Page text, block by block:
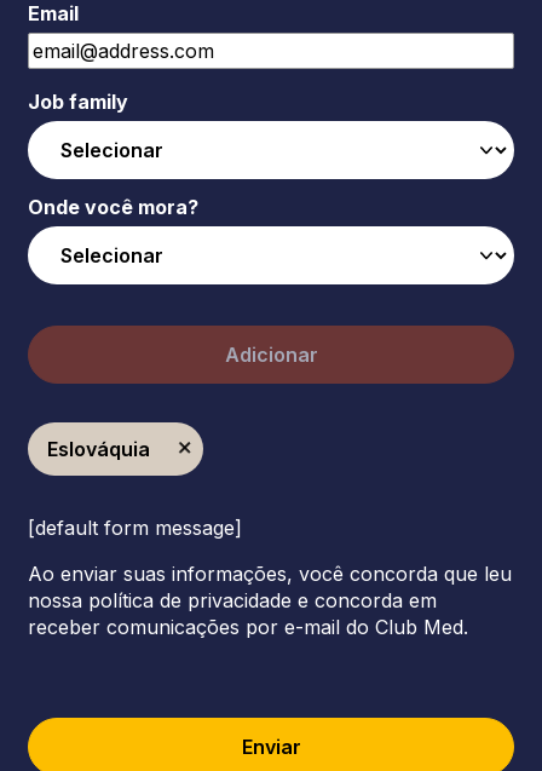
Email
Job family
Onde você mora?
Adicionar
Eslováquia
[default form message]
Ao enviar suas informações, você concorda que leu
nossa política de privacidade e concorda em
receber comunicações por e-mail do Club Med.
Enviar